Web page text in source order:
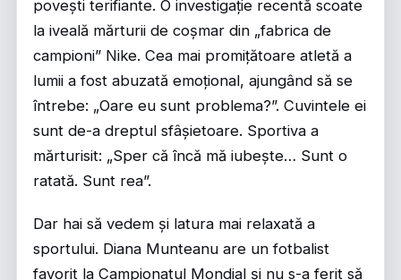
povești terifiante. O investigație recentă scoate
la iveală mărturii de coșmar din „fabrica de
campioni” Nike. Cea mai promițătoare atletă a
lumii a fost abuzată emoțional, ajungând să se
întrebe: „Oare eu sunt problema?”. Cuvintele ei
sunt de-a dreptul sfâșietoare. Sportiva a
mărturisit: „Sper că încă mă iubește… Sunt o
ratată. Sunt rea”.
Dar hai să vedem și latura mai relaxată a
sportului. Diana Munteanu are un fotbalist
favorit la Campionatul Mondial și nu s-a ferit să